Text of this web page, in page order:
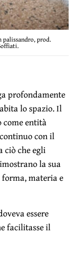
prod.
profondamente
lo spazio. Il
come entità
con il
ciò che egli
la sua
materia e
essere
facilitasse il